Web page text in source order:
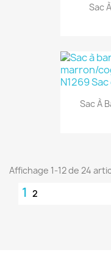
Sac
Sac À
Affichage 1-12 de 24
1 2